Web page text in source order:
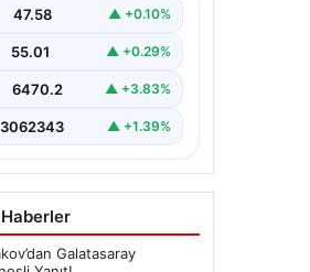
47.58 ▲ +0.10%
55.01 ▲ +0.29%
6470.2 ▲ +3.83%
3062343 ▲ +1.39%
Galatasaray